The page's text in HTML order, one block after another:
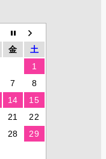
金
土
1
7
8
14
15
21
22
28
29